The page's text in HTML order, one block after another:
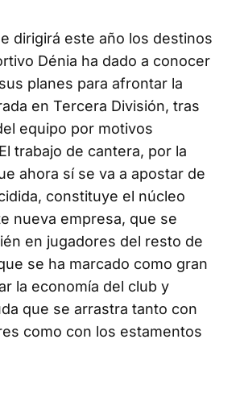
dirigirá este año los destinos
Dénia ha dado a conocer
planes para afrontar la
en Tercera División, tras
equipo por motivos
trabajo de cantera, por la
ahora sí se va a apostar de
constituye el núcleo
nueva empresa, que se
en jugadores del resto de
se ha marcado como gran
la economía del club y
que se arrastra tanto con
como con los estamentos